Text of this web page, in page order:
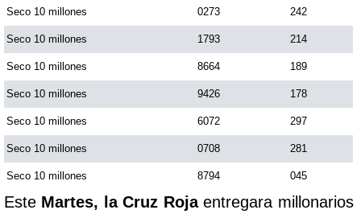
Seco 10 millones 0273 242
Seco 10 millones 1793 214
Seco 10 millones 8664 189
Seco 10 millones 9426 178
Seco 10 millones 6072 297
Seco 10 millones 0708 281
Seco 10 millones 8794 045
Este Martes, la Cruz Rojaentregara millonarios